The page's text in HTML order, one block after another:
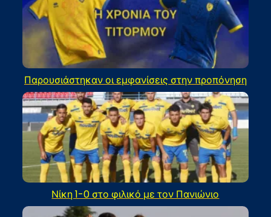
Παρουσιάστηκαν οι εμφανίσεις στην προπόνηση
Νίκη 1-0 στο φιλικό με τον Πανιώνιο